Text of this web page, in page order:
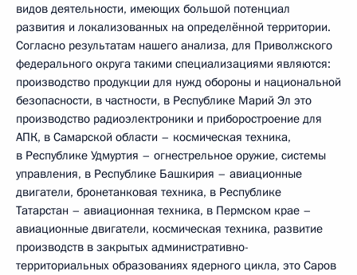
видов деятельности, имеющих большой потенциал
развития и локализованных на определённой территории.
Согласно результатам нашего анализа, для Приволжского
федерального округа такими специализациями являются:
производство продукции для нужд обороны и национальной
безопасности, в частности, в Республике Марий Эл это
производство радиоэлектроники и приборостроение для
АПК, в Самарской области – космическая техника,
в Республике Удмуртия – огнестрельное оружие, системы
управления, в Республике Башкирия – авиационные
двигатели, бронетанковая техника, в Республике
Татарстан – авиационная техника, в Пермском крае –
авиационные двигатели, космическая техника, развитие
производств в закрытых административно-
территориальных образованиях ядерного цикла, это Саров